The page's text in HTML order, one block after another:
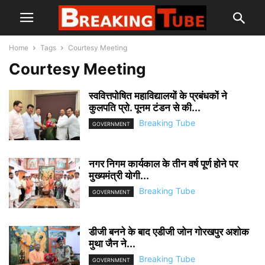
Home Tags Courtesy Meeting
Courtesy Meeting
स्ववित्तपोषित महाविद्यालयों के प्रबंधकों ने
कुलपति प्रो. पूनम टंडन से की...
GOVERNMENT Breaking Tube
नगर निगम कार्यकाल के तीन वर्ष पूर्ण होने पर
मुख्यमंत्री योगी...
GOVERNMENT Breaking Tube
डीजी बनने के बाद एडीजी जोन गोरखपुर अशोक
मुथा जैन ने...
GOVERNMENT Breaking Tube